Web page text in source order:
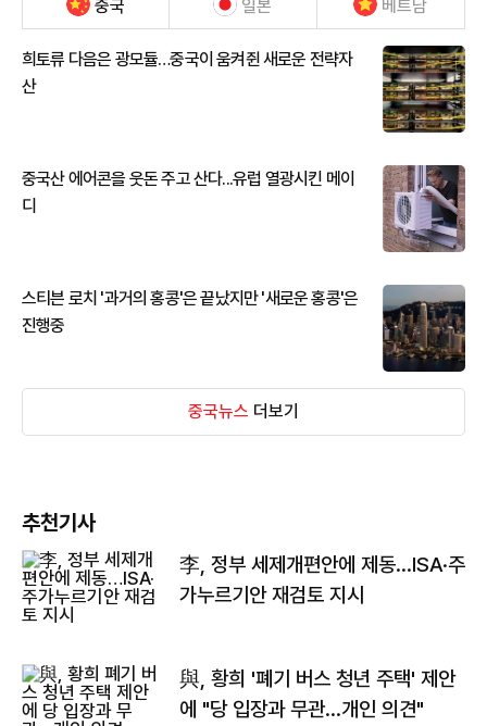
중국 일본 베트남
희토류 다음은 광모듈…중국이 움켜쥔 새로운 전략자
산
중국산 에어콘을 웃돈 주고 산다...유럽 열광시킨 메이
디
스티븐 로치 '과거의 홍콩'은 끝났지만 '새로운 홍콩'은
진행중
중국뉴스 더보기
추천기사
李, 정부 세제개편안에 제동…ISA·주
가누르기안 재검토 지시
與, 황희 '폐기 버스 청년 주택' 제안
에 "당 입장과 무관…개인 의견"